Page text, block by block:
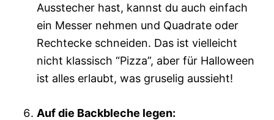
Ausstecher hast, kannst du auch einfach
ein Messer nehmen und Quadrate oder
Rechtecke schneiden. Das ist vielleicht
nicht klassisch “Pizza”, aber für Halloween
ist alles erlaubt, was gruselig aussieht!
Auf die Backbleche legen: